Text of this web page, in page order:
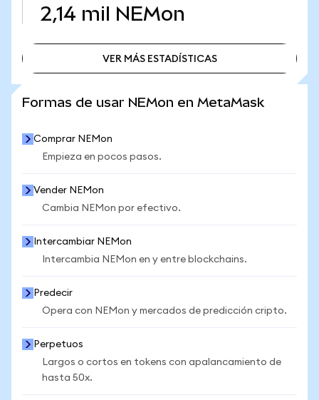
2,14 mil NEMon
VER MÁS ESTADÍSTICAS
Formas de usar NEMon en MetaMask
Comprar NEMon
Empieza en pocos pasos.
Vender NEMon
Cambia NEMon por efectivo.
Intercambiar NEMon
Intercambia NEMon en y entre blockchains.
Predecir
Opera con NEMon y mercados de predicción cripto.
Perpetuos
Largos o cortos en tokens con apalancamiento de
hasta 50x.